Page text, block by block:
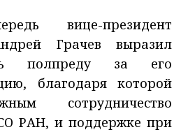
вице-президент
Грачев выразил
полпреду за его
благодаря которой
сотрудничество
РАН, и поддержке при